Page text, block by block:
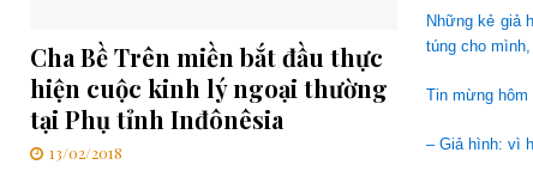
Những kẻ giả
túng cho
Tin mừng
– Giả hình: vì
Cha Bề Trên miền bắt đầu thực
hiện cuộc kinh lý ngoại thường
tại Phụ tỉnh Inđônêsia
13/02/2018